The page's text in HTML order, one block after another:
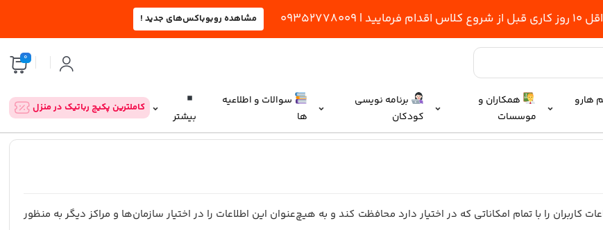
مشاهده روبوباکس‌های جدید !
0
هارو
همکاران و
موسسات
برنامه نویسی
کودکان
سوالات و اطلاعیه
ها
بیشتر
کاملترین پکیج رباتیک در منزل
کاربران را با تمام امکاناتی که در اختیار دارد محافظت کند و به هیچ‌عنوان این اطلاعات را در اختیار سازمان‌ها و مراکز دیگر به منظور